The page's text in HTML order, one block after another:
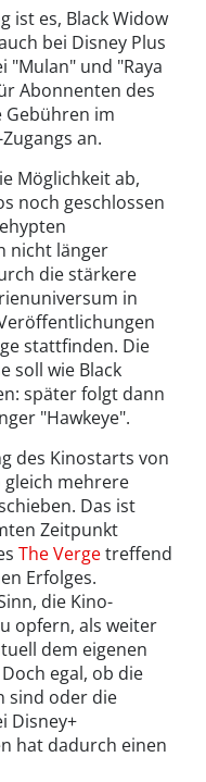
ist es, Black Widow
bei Disney Plus
"Mulan" und "Raya
Abonnenten des
Gebühren im
an.
Möglichkeit ab,
noch geschlossen
nicht länger
die stärkere
in
stattfinden. Die
soll wie Black
später folgt dann
"Hawkeye".
des Kinostarts von
gleich mehrere
Das ist
Zeitpunkt
The Vergetreffend
Erfolges.
die Kino-
opfern, als weiter
dem eigenen
egal, ob die
sind oder die
Disney+
hat dadurch einen